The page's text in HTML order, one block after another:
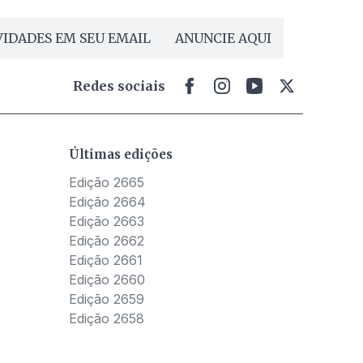
EM SEU EMAIL ANUNCIE AQUI
Redes sociais
Últimas edições
Edição 2665
Edição 2664
Edição 2663
Edição 2662
Edição 2661
Edição 2660
Edição 2659
Edição 2658